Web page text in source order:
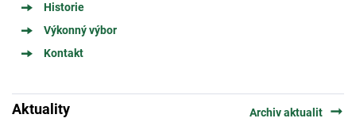
Historie
Výkonný výbor
Kontakt
Aktuality Archiv aktualit arrow_right_alt